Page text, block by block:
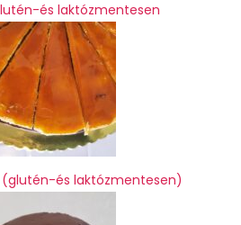
és laktózmentesen
(glutén-és laktózmentesen)